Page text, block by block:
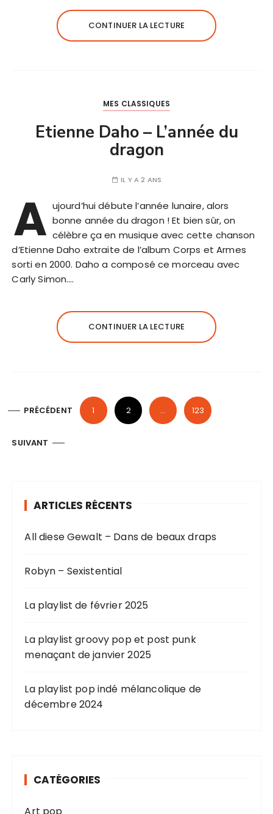
CONTINUER LA LECTURE
MES CLASSIQUES
Etienne Daho – L’année du
dragon
IL Y A 2 ANS
A ujourd’hui débute l’année lunaire, alors
bonne année du dragon ! Et bien sûr, on
célèbre ça en musique avec cette chanson
d’Etienne Daho extraite de l’album Corps et Armes
sorti en 2000. Daho a composé ce morceau avec
Carly Simon….
CONTINUER LA LECTURE
g
PRÉCÉDENT 1 2 … 123
SUIVANT
ARTICLES RÉCENTS
All diese Gewalt – Dans de beaux draps
Robyn – Sexistential
La playlist de février 2025
La playlist groovy pop et post punk
menaçant de janvier 2025
La playlist pop indé mélancolique de
décembre 2024
CATÉGORIES